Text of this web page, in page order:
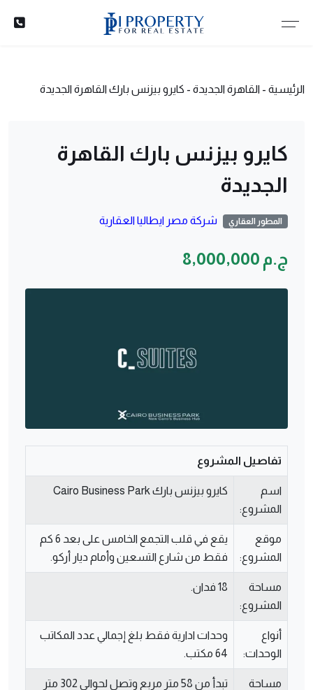
الرئيسية - القاهرة الجديدة - كايرو بيزنس بارك القاهرة الجديدة
كايرو بيزنس بارك القاهرة
الجديدة
المطور العقاري شركة مصر ايطاليا العقارية
ج.م 8,000,000
تفاصيل المشروع
اسم
المشروع:
كايرو بيزنس بارك Cairo Business Park
موقع
المشروع:
يقع في قلب التجمع الخامس على بعد 6 كم
فقط من شارع التسعين وأمام ديار أركو.
مساحة
المشروع:
18 فدان.
أنواع
الوحدات:
وحدات ادارية فقط بلغ إجمالي عدد المكاتب
64 مكتب.
مساحة
تبدأ من 58 متر مربع وتصل لحوالي 302 متر